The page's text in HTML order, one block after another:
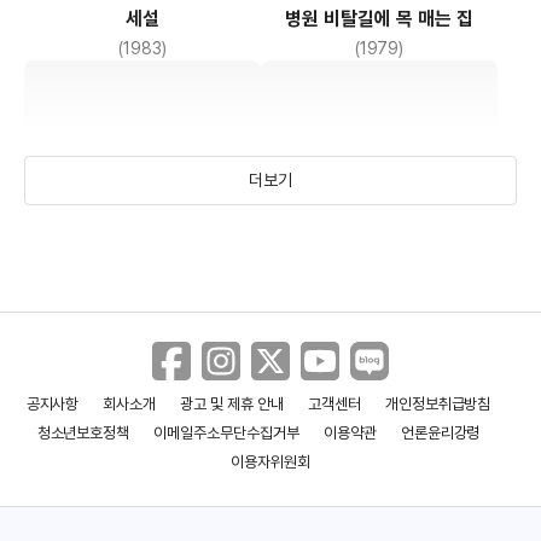
세설
(1983)
병원 비탈길에 목 매는 집
(1979)
악마의 공놀이 노래 나는 고양이로소이다
더보기
공지사항 회사소개 광고 및 제휴 안내 고객센터
개인정보취급방침
청소년보호정책
이메일주소무단수집거부 이용약관
언론윤리강령
이용자위원회